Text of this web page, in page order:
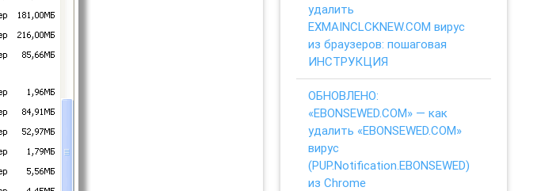
удалить
EXMAINCLCKNEW.COM вирус
из браузеров: пошаговая
ИНСТРУКЦИЯ
ОБНОВЛЕНО:
«EBONSEWED.COM» — как
удалить «EBONSEWED.COM»
вирус
(PUP.Notification.EBONSEWED)
из Chrome